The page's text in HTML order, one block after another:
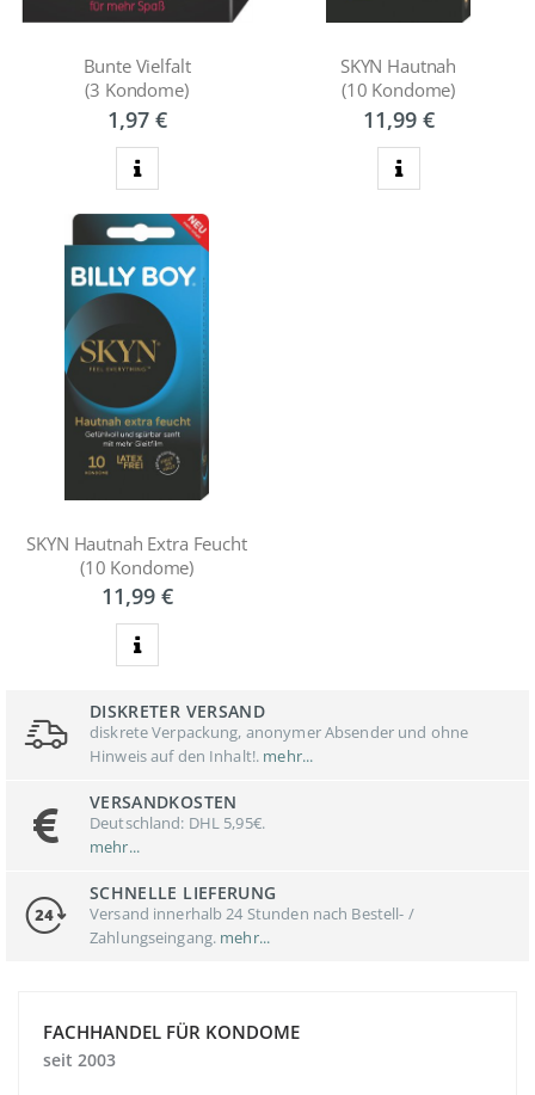
Bunte Vielfalt
(3 Kondome)
1,97 €
SKYN Hautnah
(10 Kondome)
11,99 €
SKYN Hautnah Extra Feucht
(10 Kondome)
11,99 €
DISKRETER VERSAND
diskrete Verpackung, anonymer Absender und ohne
Hinweis auf den Inhalt!. mehr...
VERSANDKOSTEN
Deutschland: DHL 5,95€.
mehr...
SCHNELLE LIEFERUNG
Versand innerhalb 24 Stunden nach Bestell- /
Zahlungseingang. mehr...
FACHHANDEL FÜR KONDOME
seit 2003